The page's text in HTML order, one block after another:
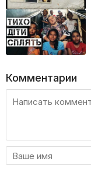
Комментарии